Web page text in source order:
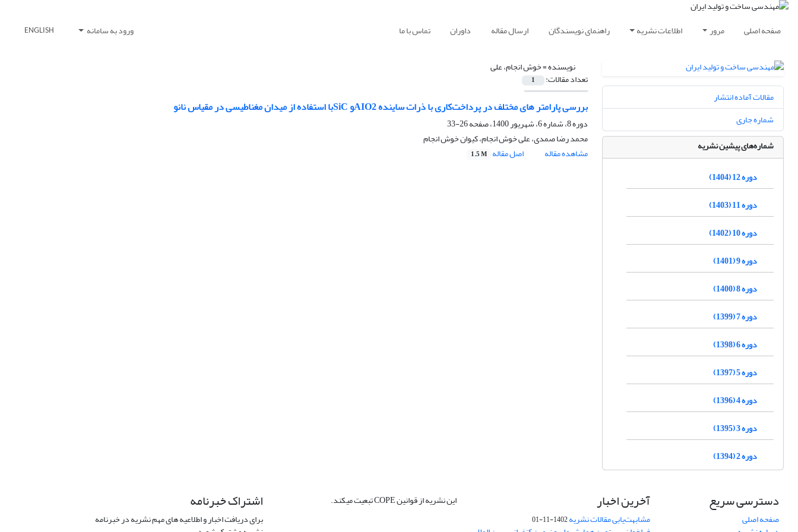
صفحه اصلی مرور اطلاعات نشریه راهنمای نویسندگان ارسال مقاله داوران تماس با ما ورود به سامانه ENGLISH
نویسنده =خوش انجام، علی
تعداد مقالات: 1
بررسی پارامتر های مختلف در پرداخت‌کاری با ذرات ساینده AIO2و SiCبا استفاده از میدان مغناطیسی در مقیاس نانو
دوره 8، شماره 6، شهریور 1400، صفحه
26-33
محمد رضا صمدی، علی خوش انجام، کیوان خوش انجام
مشاهده مقاله
اصل مقاله 1.5 M
مقالات آماده انتشار
شماره جاری
شماره‌های پیشین نشریه
دوره 12 (1404)
دوره 11 (1403)
دوره 10 (1402)
دوره 9 (1401)
دوره 8 (1400)
دوره 7 (1399)
دوره 6 (1398)
دوره 5 (1397)
دوره 4 (1396)
دوره 3 (1395)
دوره 2 (1394)
دسترسی سریع
صفحه اصلی
آخرین اخبار
مشابهت‌یابی مقالات نشریه1402-11-01
این نشریه از قوانین COPE تبعیت میکند. اشتراک خبرنامه
برای دریافت اخبار و اطلاعیه های مهم نشریه در خبرنامه